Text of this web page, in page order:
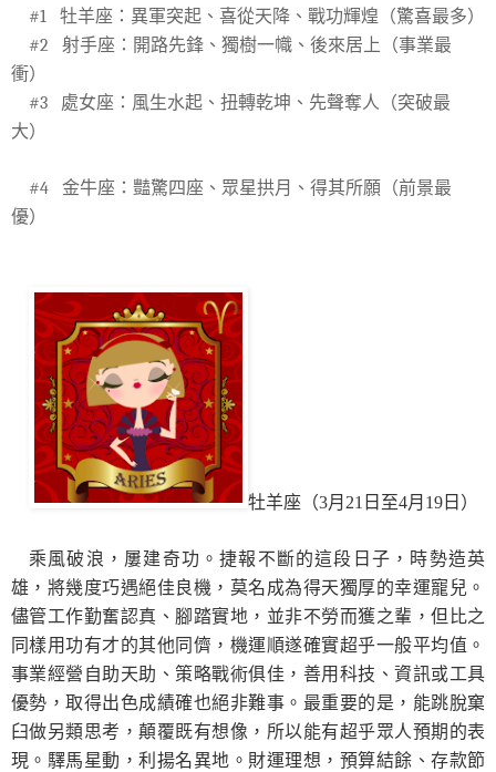
#1 牡羊座：異軍突起、喜從天降、戰功輝煌（驚喜最多）
#2
射手座：開路先鋒、獨樹一幟、後來居上（事業最
衝）
#3
處女座：風生水起、扭轉乾坤、先聲奪人（突破最
大）
#4
金牛座：豔驚四座、眾星拱月、得其所願（前景最
優）
牡羊座（3月21日至4月19日）
乘風破浪，屢建奇功。捷報不斷的這段日子，時勢造英
雄，將幾度巧遇絕佳良機，莫名成為得天獨厚的幸運寵兒。
儘管工作勤奮認真、腳踏實地，並非不勞而獲之輩，但比之
同樣用功有才的其他同儕，機運順遂確實超乎一般平均值。
事業經營自助天助、策略戰術俱佳，善用科技、資訊或工具
優勢，取得出色成績確也絕非難事。最重要的是，能跳脫窠
臼做另類思考，顛覆既有想像，所以能有超乎眾人預期的表
現。驛馬星動，利揚名異地。財運理想，預算結餘、存款節